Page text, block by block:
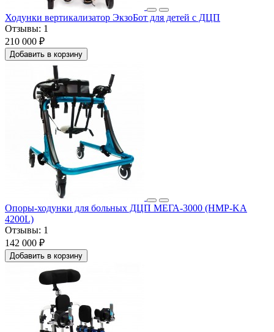
Ходунки вертикализатор ЭкзоБот для детей с ДЦП
Отзывы: 1
210 000 ₽
Добавить в корзину
Опоры-ходунки для больных ДЦП МЕГА-3000 (HMP-KA
4200L)
Отзывы: 1
142 000 ₽
Добавить в корзину